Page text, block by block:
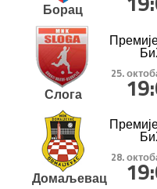
Борац
Слога
25.
Домаљевац
28.